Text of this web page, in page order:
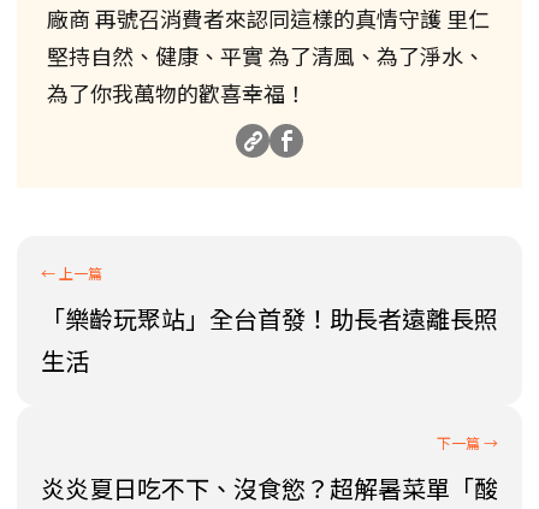
廠商 再號召消費者來認同這樣的真情守護 里仁
堅持自然、健康、平實 為了清風、為了淨水、
為了你我萬物的歡喜幸福！
「樂齡玩聚站」全台首發！助長者遠離長照
生活
炎炎夏日吃不下、沒食慾？超解暑菜單「酸